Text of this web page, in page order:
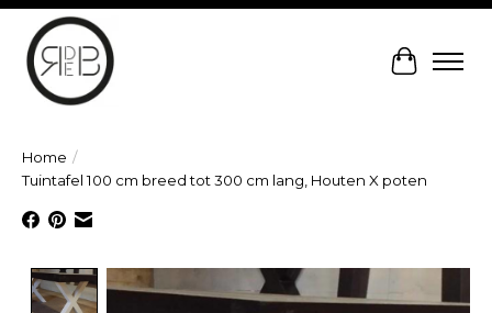
Home /
Tuintafel 100 cm breed tot 300 cm lang, Houten X poten
Product image slideshow Items